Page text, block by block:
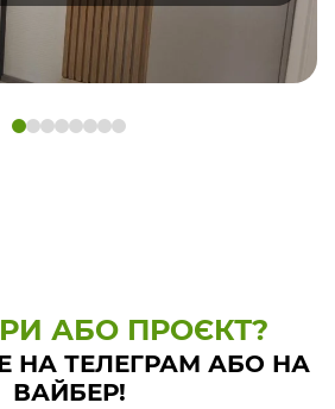
АБО ПРОЄКТ?
НА ТЕЛЕГРАМ АБО НА
ВАЙБЕР!